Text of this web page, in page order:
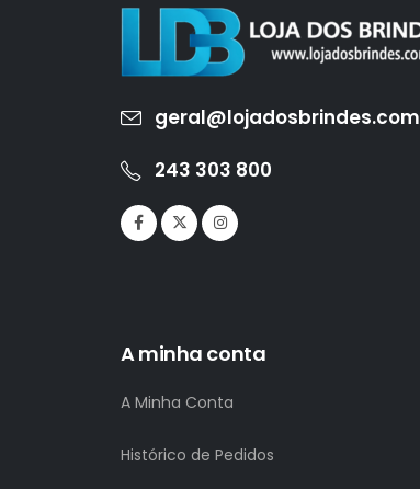
geral@lojadosbrindes.com
243 303 800
A minha conta
A Minha Conta
Histórico de Pedidos